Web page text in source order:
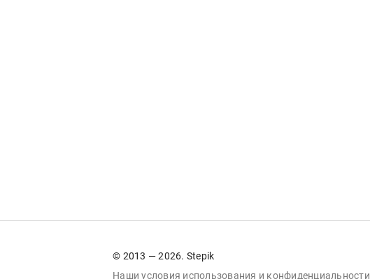
© 2013 — 2026. Stepik
Наши условия использования и конфиденциальности